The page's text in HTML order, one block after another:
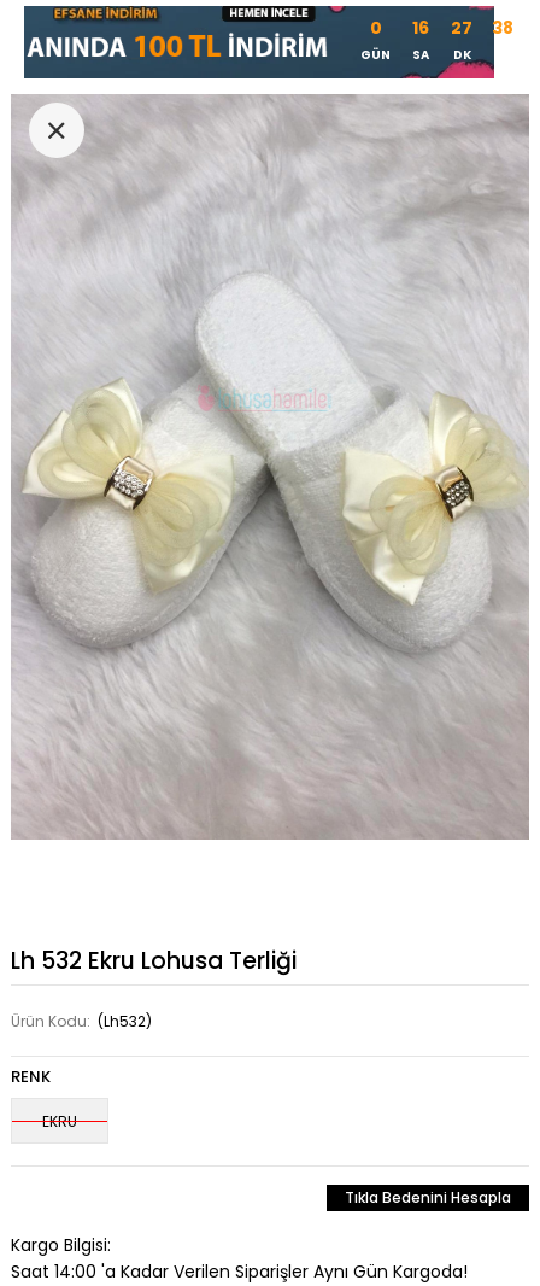
0
GÜN
16
SA
27
DK
37
Lh 532 Ekru Lohusa Terliği
Ürün Kodu: (Lh532)
RENK
EKRU
Tıkla Bedenini Hesapla
Kargo Bilgisi:
Saat 14:00 'a Kadar Verilen Siparişler Aynı Gün Kargoda!